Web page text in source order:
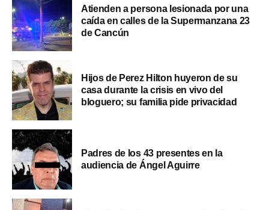
Atienden a persona lesionada por una
caída en calles de la Supermanzana 23
de Cancún
Hijos de Perez Hilton huyeron de su
casa durante la crisis en vivo del
bloguero; su familia pide privacidad
Padres de los 43 presentes en la
audiencia de Ángel Aguirre